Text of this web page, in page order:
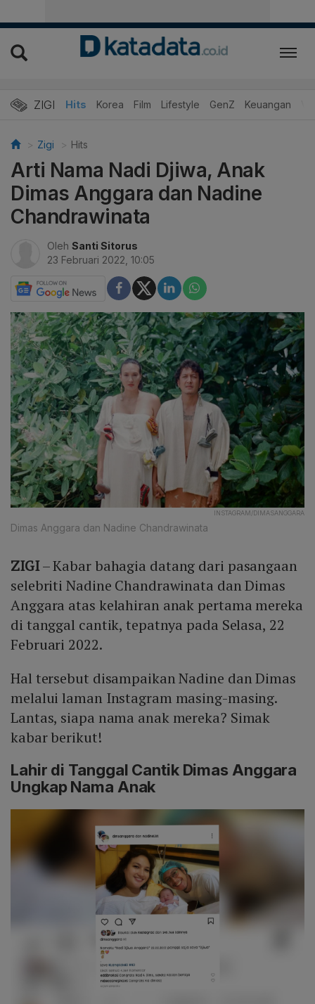
ZIGI Hits Korea Film Lifestyle GenZ Keuangan
Zigi Hits
Arti Nama Nadi Djiwa, Anak
Dimas Anggara dan Nadine
Chandrawinata
Oleh Santi Sitorus
23 Februari 2022, 10:05
INSTAGRAM/DIMASANGGARA
Dimas Anggara dan Nadine Chandrawinata
ZIGI– Kabar bahagia datang dari pasangaan
selebriti Nadine Chandrawinata dan Dimas
Anggara atas kelahiran anak pertama mereka
di tanggal cantik, tepatnya pada Selasa, 22
Februari 2022.
Hal tersebut disampaikan Nadine dan Dimas
melalui laman Instagram masing-masing.
Lantas, siapa nama anak mereka? Simak
kabar berikut!
Lahir di Tanggal Cantik Dimas Anggara
Ungkap Nama Anak